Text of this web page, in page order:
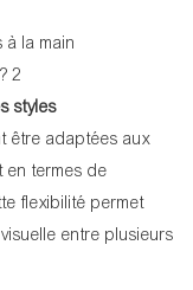
styles
être adaptées aux
en termes de
flexibilité permet
entre plusieurs